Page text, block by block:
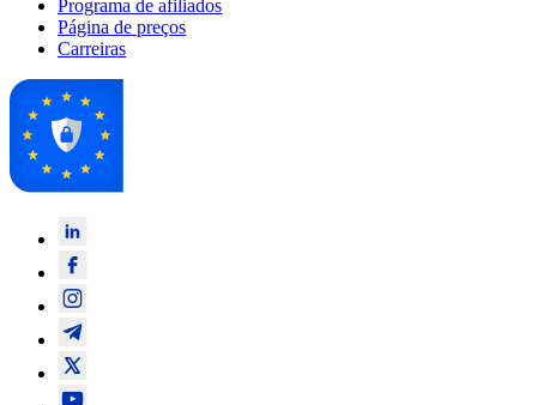
Programa de afiliados
Página de preços
Carreiras